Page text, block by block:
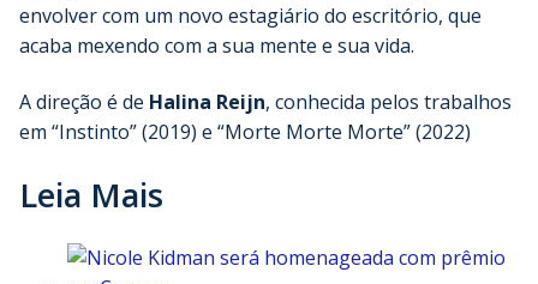
envolver com um novo estagiário do escritório, que
acaba mexendo com a sua mente e sua vida.
A direção é de Halina Reijn, conhecida pelos trabalhos
em “Instinto” (2019) e “Morte Morte Morte” (2022)
Leia Mais